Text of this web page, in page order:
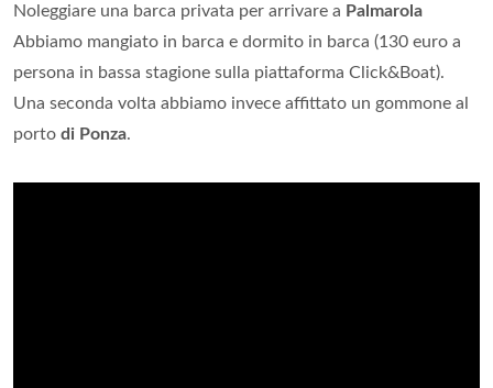
Noleggiare una barca privata per arrivare a Palmarola
Abbiamo mangiato in barca e dormito in barca (130 euro a
persona in bassa stagione sulla piattaforma Click&Boat).
Una seconda volta abbiamo invece affittato un gommone al
porto di Ponza.